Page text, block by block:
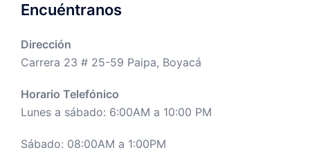
Encuéntranos
Dirección
Carrera 23 # 25-59 Paipa, Boyacá
Horario Telefónico
Lunes a sábado: 6:00AM a 10:00 PM
Sábado: 08:00AM a 1:00PM